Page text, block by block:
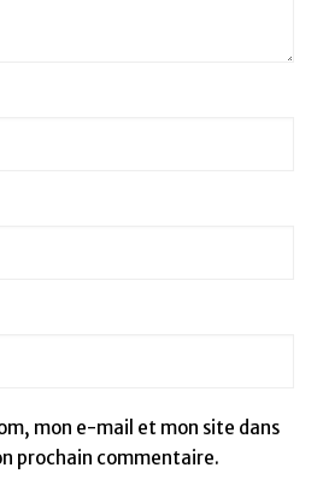
mon e-mail et mon site dans
prochain commentaire.